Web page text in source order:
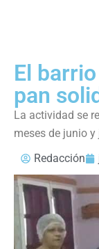
El
pan
La actividad se
meses de junio
Redacción